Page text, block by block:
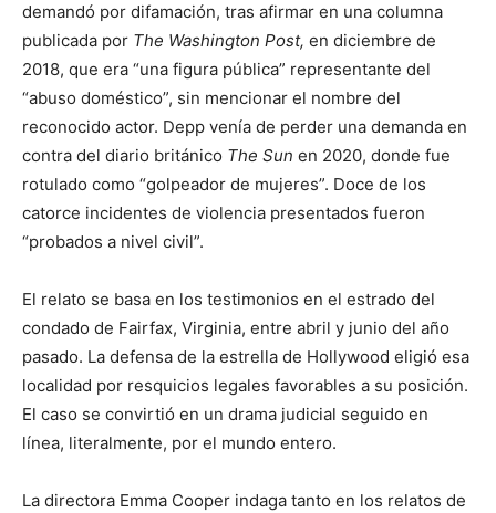
demandó por difamación, tras afirmar en una columna
publicada por The Washington Post, en diciembre de
2018, que era “una figura pública” representante del
“abuso doméstico”, sin mencionar el nombre del
reconocido actor. Depp venía de perder una demanda en
contra del diario británico The Sun en 2020, donde fue
rotulado como “golpeador de mujeres”. Doce de los
catorce incidentes de violencia presentados fueron
“probados a nivel civil”.
El relato se basa en los testimonios en el estrado del
condado de Fairfax, Virginia, entre abril y junio del año
pasado. La defensa de la estrella de Hollywood eligió esa
localidad por resquicios legales favorables a su posición.
El caso se convirtió en un drama judicial seguido en
línea, literalmente, por el mundo entero.
La directora Emma Cooper indaga tanto en los relatos de